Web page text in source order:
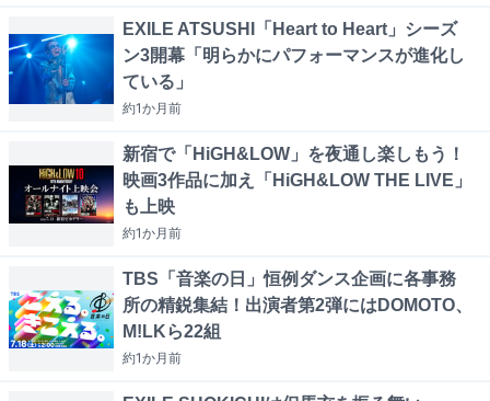
EXILE ATSUSHI「Heart to Heart」シーズ
ン3開幕「明らかにパフォーマンスが進化し
ている」
約1か月前
新宿で「HiGH&LOW」を夜通し楽しもう！
映画3作品に加え「HiGH&LOW THE LIVE」
も上映
約1か月前
TBS「音楽の日」恒例ダンス企画に各事務
所の精鋭集結！出演者第2弾にはDOMOTO、
M!LKら22組
約1か月前